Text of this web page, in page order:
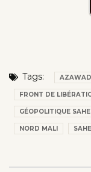
Tags: AZAWAD
FRONT DE
GÉOPOLITIQUE
NORD MALI